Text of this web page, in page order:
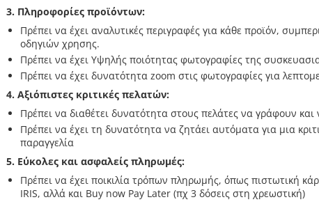
3. Πληροφορίες προϊόντων:
Πρέπει να έχει αναλυτικές περιγραφές για κάθε προϊόν,
οδηγιών χρησης.
Πρέπει να έχει Υψηλής ποιότητας φωτογραφίες της
Πρέπει να έχει δυνατότητα zoom στις φωτογραφίες για
4. Αξιόπιστες κριτικές πελατών:
Πρέπει να διαθέτει δυνατότητα στους πελάτες να γράφουν και
Πρέπει να έχει τη δυνατότητα να ζητάει αυτόματα για μια
παραγγελία
5. Εύκολες και ασφαλείς πληρωμές:
Πρέπει να έχει ποικιλία τρόπων πληρωμής, όπως πιστωτική
IRIS, αλλά και Buy now Pay Later (πχ 3 δόσεις στη χρεωστική)